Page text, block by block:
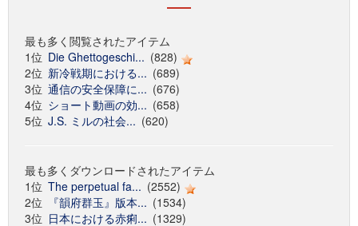
最も多く閲覧されたアイテム
1位 Die Ghettogeschi... (828)
2位 新冷戦期における... (689)
3位 通信の安全保障に... (676)
4位 ショート動画の効... (658)
5位 J.S. ミルの社会... (620)
最も多くダウンロードされたアイテム
1位 The perpetual fa... (2552)
2位
『韻府群玉』版本... (1534)
3位 日本における赤痢... (1329)